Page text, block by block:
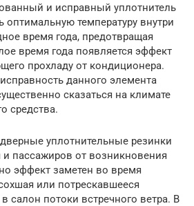
и исправный уплотнитель
оптимальную температуру внутри
время года, предотвращая
время года появляется эффект
прохладу от кондиционера.
данного элемента
сказаться на климате
средства.
уплотнительные резинки
и пассажиров от возникновения
эффект заметен во время
или потрескавшееся
салон потоки встречного ветра. В